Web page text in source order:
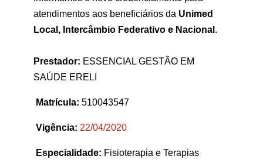
atendimentos aos beneficiários da Unimed
Local, Intercâmbio Federativo e Nacional .
Prestador: ESSENCIAL GESTÃO EM
SAÚDE ERELI
Matrícula: 510043547
Vigência: 22/04/2020
Especialidade: Fisioterapia e Terapias